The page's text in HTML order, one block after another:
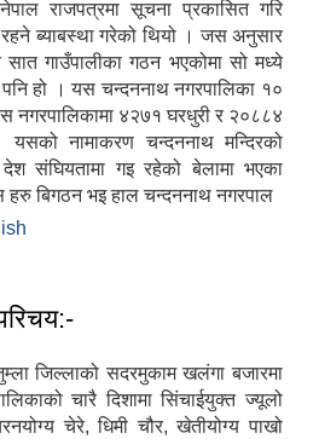
राजपत्रमा सूचना प्रकासित गरि
ब्याबस्था गरेको थियो । जस अनुसार
गाउँपालीका गठन भएकोमा सो मध्ये
हो । यस चन्दननाथ नगरपालिका १०
नगरपालिकामा ४२७१ घरधुरी र २०८८४
नामाकरण चन्दननाथ मन्दिरको
संघियतामा गइ रहेको बेलामा भएका
हरु बिगठन भइ हाल चन्दननाथ नगरपाल
परिचय:
जिल्लाको सदरमुकाम खलंगा बजारमा
चारै दिशामा सिंचाईयुक्त ज्यूलो
चेरे,धिमी चौर,खेतीयोग्य पाखो